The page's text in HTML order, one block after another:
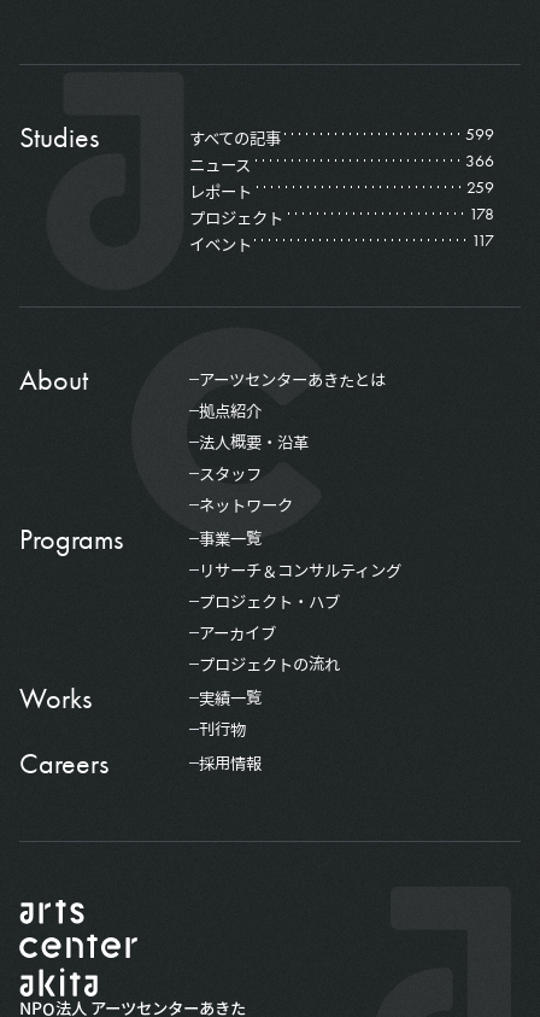
Studies すべての記事 599
ニュース 366
レポート 259
プロジェクト 178
イベント 117
About
アーツセンターあきたとは
拠点紹介
法人概要・沿革
スタッフ
ネットワーク
Programs
事業一覧
リサーチ＆コンサルティング
プロジェクト・ハブ
アーカイブ
プロジェクトの流れ
Works
実績一覧
刊行物
Careers 採用情報
NPO法人 アーツセンターあきた